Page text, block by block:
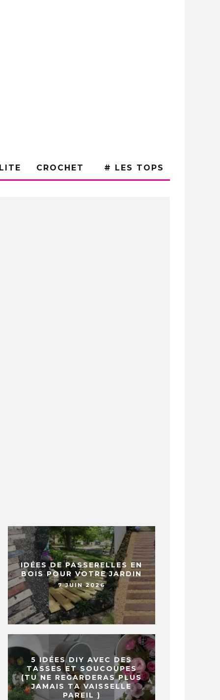
CROCHET # LES TOPS
IDÉES DE PASSERELLES EN
BOIS POUR VOTRE JARDIN
7 JUIN 2026
5 IDÉES DIY AVEC DES
TASSES ET SOUCOUPES
(TU NE REGARDERAS PLUS
JAMAIS TA VAISSELLE
PAREIL )